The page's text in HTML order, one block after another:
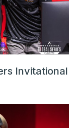
Invitational